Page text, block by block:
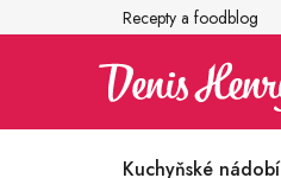
na
Recepty a foodblog
Kuchyňské nádobí